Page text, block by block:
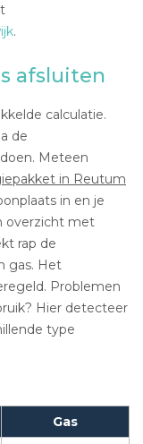
.
afsluiten
calculatie.
de
Meteen
in Reutum
in en je
overzicht met
rap de
gas. Het
Problemen
Hier detecteer
type
Gas